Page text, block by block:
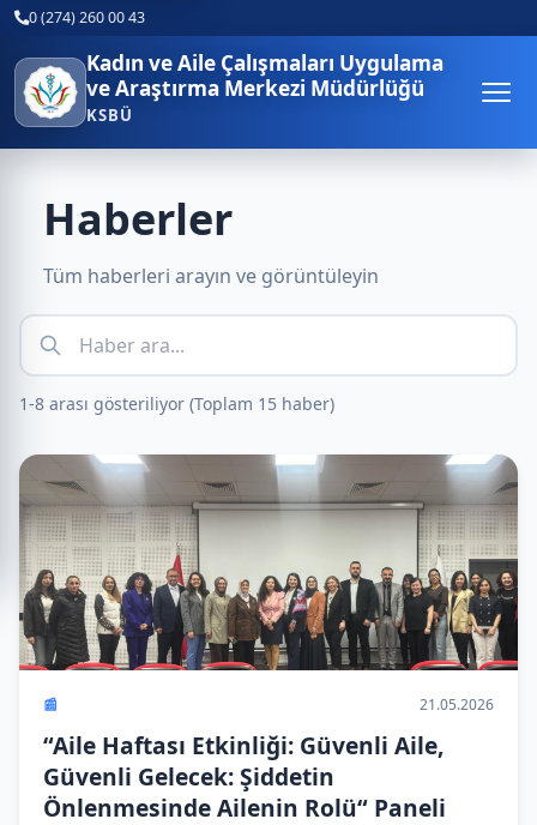
0 (274) 260 00 43
Kadın ve Aile Çalışmaları Uygulama
ve Araştırma Merkezi Müdürlüğü
KSBÜ
Haberler
Tüm haberleri arayın ve görüntüleyin
1-8 arası gösteriliyor (Toplam 15 haber)
📰 21.05.2026
“Aile Haftası Etkinliği: Güvenli Aile,
Güvenli Gelecek: Şiddetin
Önlenmesinde Ailenin Rolü“ Paneli